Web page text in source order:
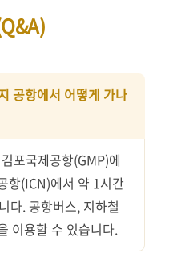
공항에서 어떻게 가나
포국제공항(GMP)에
항(ICN)에서 약 1시간
다. 공항버스, 지하철
이용할 수 있습니다.